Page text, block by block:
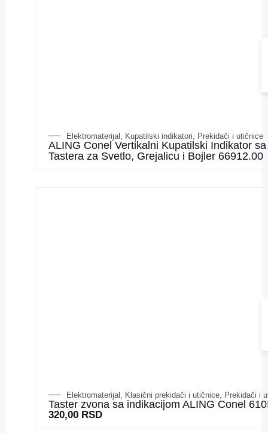
Elektromaterijal Kupatilski indikatori Prekidači i utičnice
ALING Conel Vertikalni Kupatilski Indikator
Tastera za Svetlo, Grejalicu i Bojler 66912.00
Elektromaterijal Klasični prekidači i utičnice Prekidači i
Taster zvona sa indikacijom ALING Conel
320,00 RSD